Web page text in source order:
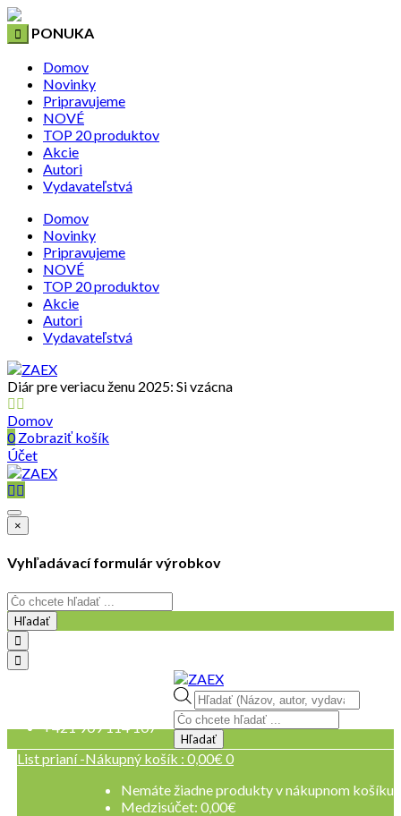
PONUKA
Domov
Novinky
Pripravujeme
NOVÉ
TOP 20 produktov
Akcie
Autori
Vydavateľstvá
Domov
Novinky
Pripravujeme
NOVÉ
TOP 20 produktov
Akcie
Autori
Vydavateľstvá
Diár pre veriacu ženu 2025: Si vzácna
Domov
0Zobraziť košík
Účet
×
Vyhľadávací formulár výrobkov
Hľadať
+421 909 114 107
Nákupný košík : 0,00€ 0
Nemáte žiadne produkty v nákupnom košíku
Medzisúčet: 0,00€
List prianí -
Products
search
Hľadať